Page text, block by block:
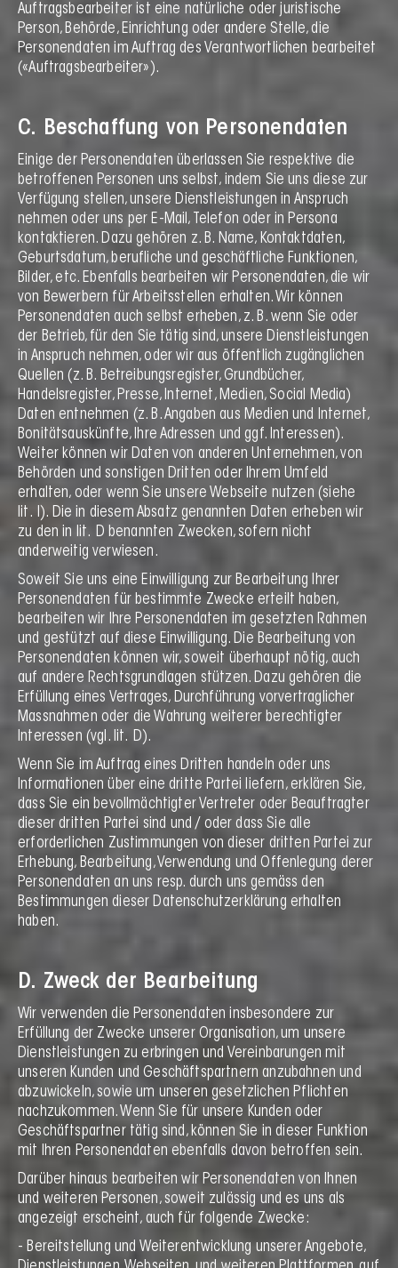
Auftragsbearbeiter ist eine natürliche oder juristische
Person, Behörde, Einrichtung oder andere Stelle, die
Personendaten im Auftrag des Verantwortlichen bearbeitet
(«Auftragsbearbeiter»).
C. Beschaffung von Personendaten
Einige der Personendaten überlassen Sie respektive die
betroffenen Personen uns selbst, indem Sie uns diese zur
Verfügung stellen, unsere Dienstleistungen in Anspruch
nehmen oder uns per E-Mail, Telefon oder in Persona
kontaktieren. Dazu gehören z. B. Name, Kontaktdaten,
Geburtsdatum, berufliche und geschäftliche Funktionen,
Bilder, etc. Ebenfalls bearbeiten wir Personendaten, die wir
von Bewerbern für Arbeitsstellen erhalten. Wir können
Personendaten auch selbst erheben, z. B. wenn Sie oder
der Betrieb, für den Sie tätig sind, unsere Dienstleistungen
in Anspruch nehmen, oder wir aus öffentlich zugänglichen
Quellen (z. B. Betreibungsregister, Grundbücher,
Handelsregister, Presse, Internet, Medien, Social Media)
Daten entnehmen (z. B. Angaben aus Medien und Internet,
Bonitätsauskünfte, Ihre Adressen und ggf. Interessen).
Weiter können wir Daten von anderen Unternehmen, von
Behörden und sonstigen Dritten oder Ihrem Umfeld
erhalten, oder wenn Sie unsere Webseite nutzen (siehe
lit. I). Die in diesem Absatz genannten Daten erheben wir
zu den in lit. D benannten Zwecken, sofern nicht
anderweitig verwiesen.
Soweit Sie uns eine Einwilligung zur Bearbeitung Ihrer
Personendaten für bestimmte Zwecke erteilt haben,
bearbeiten wir Ihre Personendaten im gesetzten Rahmen
und gestützt auf diese Einwilligung. Die Bearbeitung von
Personendaten können wir, soweit überhaupt nötig, auch
auf andere Rechtsgrundlagen stützen. Dazu gehören die
Erfüllung eines Vertrages, Durchführung vorvertraglicher
Massnahmen oder die Wahrung weiterer berechtigter
Interessen (vgl. lit. D).
Wenn Sie im Auftrag eines Dritten handeln oder uns
Informationen über eine dritte Partei liefern, erklären Sie,
dass Sie ein bevollmächtigter Vertreter oder Beauftragter
dieser dritten Partei sind und / oder dass Sie alle
erforderlichen Zustimmungen von dieser dritten Partei zur
Erhebung, Bearbeitung, Verwendung und Offenlegung derer
Personendaten an uns resp. durch uns gemäss den
Bestimmungen dieser Datenschutzerklärung erhalten
haben.
D. Zweck der Bearbeitung
Wir verwenden die Personendaten insbesondere zur
Erfüllung der Zwecke unserer Organisation, um unsere
Dienstleistungen zu erbringen und Vereinbarungen mit
unseren Kunden und Geschäftspartnern anzubahnen und
abzuwickeln, sowie um unseren gesetzlichen Pflichten
nachzukommen. Wenn Sie für unsere Kunden oder
Geschäftspartner tätig sind, können Sie in dieser Funktion
mit Ihren Personendaten ebenfalls davon betroffen sein.
Darüber hinaus bearbeiten wir Personendaten von Ihnen
und weiteren Personen, soweit zulässig und es uns als
angezeigt erscheint, auch für folgende Zwecke:
- Bereitstellung und Weiterentwicklung unserer Angebote,